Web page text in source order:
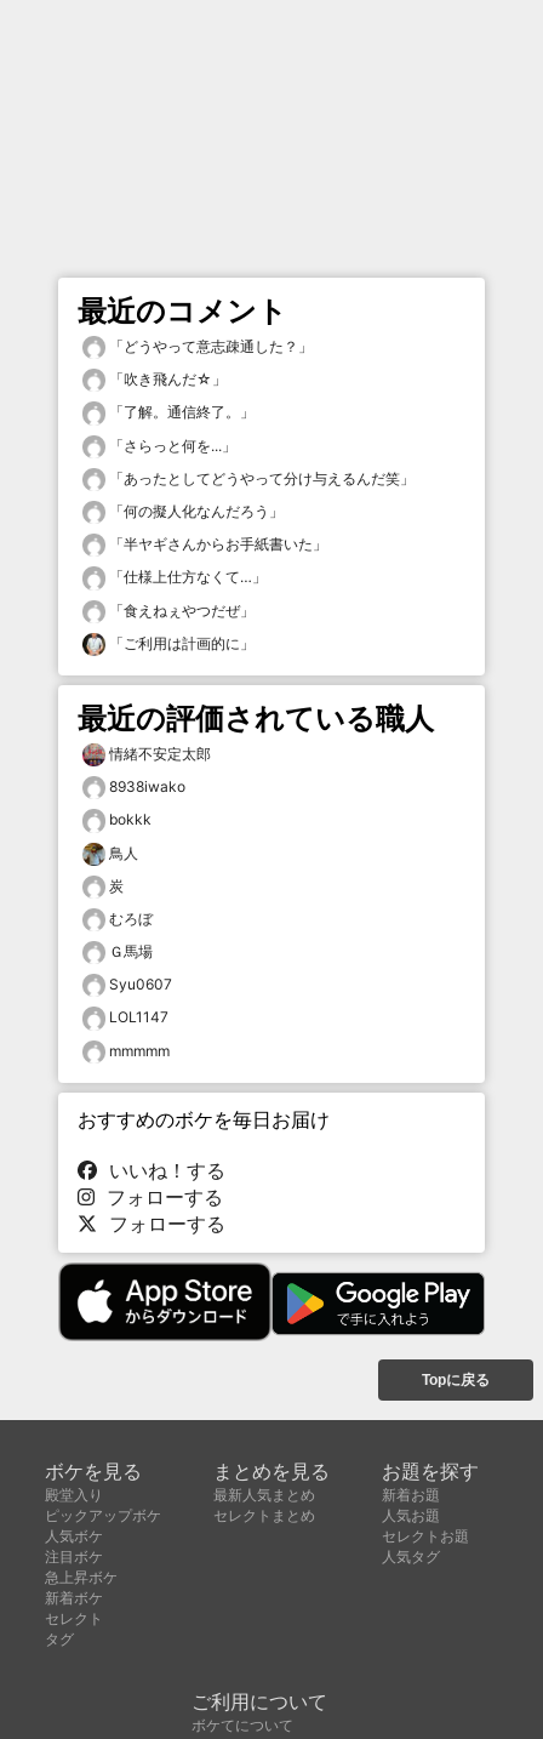
最近のコメント
「 どうやって意志疎通した？ 」
「吹き飛んだ☆ 」
「了解。通信終了。
」
「さらっと何を... 」
「あったとしてどうやって分け与えるんだ笑 」
「何の擬人化なんだろう 」
「半ヤギさんからお手紙書いた 」
「仕様上仕方なくて… 」
「食えねぇやつだぜ」
「 ご利用は計画的に 」
最近の評価されている職人
情緒不安定太郎
8938iwako
bokkk
鳥人
炭
むろぼ
Ｇ馬場
Syu0607
LOL1147
mmmmm
おすすめのボケを毎日お届け
いいね！する
フォローする
フォローする
Topに戻る
ボケを見る
殿堂入り
ピックアップボケ
人気ボケ
注目ボケ
急上昇ボケ
新着ボケ
セレクト
タグ
まとめを見る
最新人気まとめ
セレクトまとめ
お題を探す
新着お題
人気お題
セレクトお題
人気タグ
ご利用について
ボケてについて